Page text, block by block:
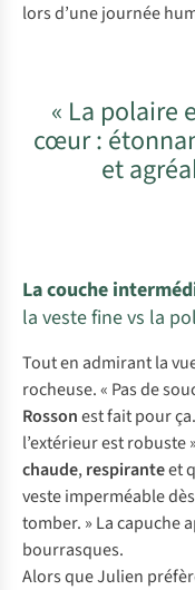
lors d’une journée
« La polaire
cœur :
et
La couche
la veste fine vs la
Tout en admirant la
rocheuse. « Pas de
Rossonest fait pour
l’extérieur est robuste
chaude,respiranteet
veste imperméable
tomber. » La capuche
bourrasques.
Alors que Julien